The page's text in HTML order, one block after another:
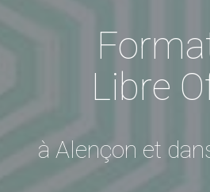
Libre
à Alençon et